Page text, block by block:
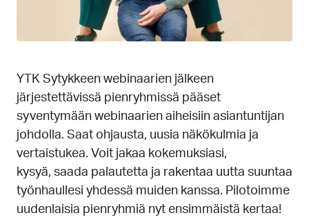
YTK Sytykkeen webinaarien jälkeen
järjestettävissä pienryhmissä pääset
syventymään webinaarien aiheisiin asiantuntijan
johdolla. Saat ohjausta, uusia näkökulmia ja
vertaistukea. Voit jakaa kokemuksiasi,
kysyä, saada palautetta ja rakentaa uutta suuntaa
työnhaullesi yhdessä muiden kanssa. Pilotoimme
uudenlaisia pienryhmiä nyt ensimmäistä kertaa!